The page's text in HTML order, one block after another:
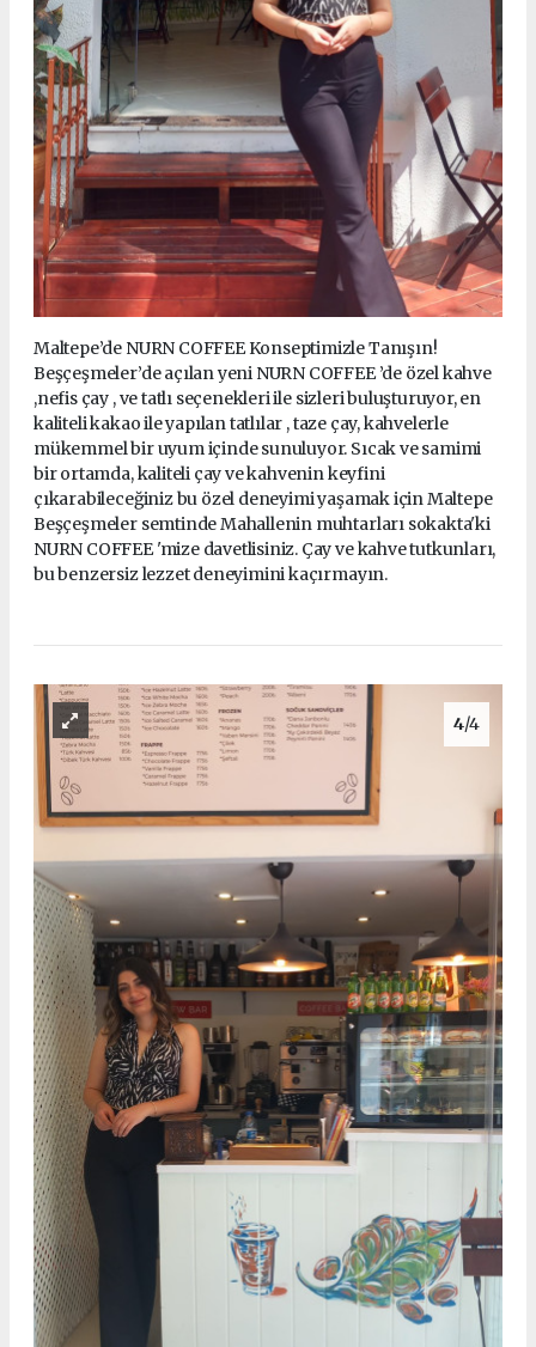
Maltepe’de NURN COFFEE Konseptimizle Tanışın!
Beşçeşmeler’de açılan yeni NURN COFFEE ’de özel kahve
,nefis çay , ve tatlı seçenekleri ile sizleri buluşturuyor, en
kaliteli kakao ile yapılan tatlılar , taze çay, kahvelerle
mükemmel bir uyum içinde sunuluyor. Sıcak ve samimi
bir ortamda, kaliteli çay ve kahvenin keyfini
çıkarabileceğiniz bu özel deneyimi yaşamak için Maltepe
Beşçeşmeler semtinde Mahallenin muhtarları sokakta'ki
NURN COFFEE 'mize davetlisiniz. Çay ve kahve tutkunları,
bu benzersiz lezzet deneyimini kaçırmayın.
4/4